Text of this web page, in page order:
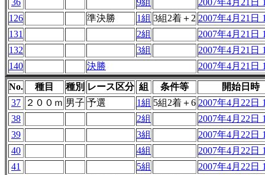
36
9組
2007年4月21日
126
準決勝 1組 3組2着＋2 2007年4月21日
131
2組
2007年4月21日
132
3組
2007年4月21日
140
決勝 2007年4月21日
No. 種目 種別 レース区分 組 条件等
開始日時
37
２００ｍ 男子 予選 1組 5組2着＋6 2007年4月22日
38
2組
2007年4月22日
39
3組
2007年4月22日
40
4組
2007年4月22日
41
5組
2007年4月22日